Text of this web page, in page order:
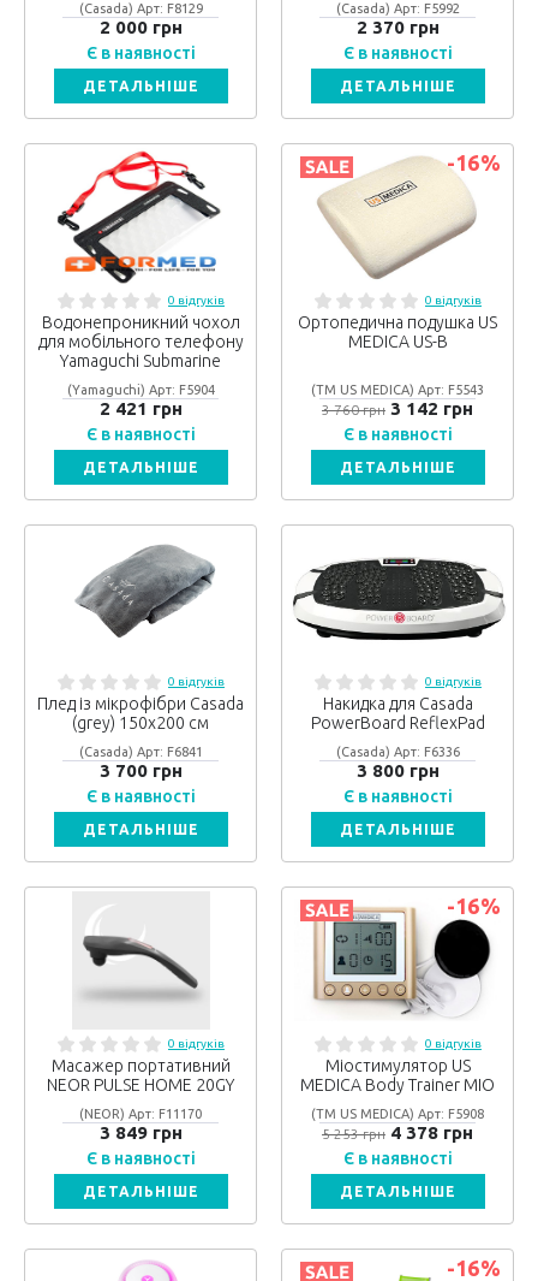
(Casada) Арт: F8129
2 000 грн
Є в наявності
ДЕТАЛЬНІШЕ
(Casada) Арт: F5992
2 370 грн
Є в наявності
ДЕТАЛЬНІШЕ
0 відгуків
Водонепроникний чохол
для мобільного телефону
Yamaguchi Submarine
(Yamaguchi) Арт: F5904
2 421 грн
Є в наявності
ДЕТАЛЬНІШЕ
-16%
0 відгуків
Ортопедична подушка US
MEDICA US-B
(ТМ US MEDICA) Арт: F5543
3 760 грн 3 142 грн
Є в наявності
ДЕТАЛЬНІШЕ
0 відгуків
Плед із мікрофібри Casada
(grey) 150х200 см
(Casada) Арт: F6841
3 700 грн
Є в наявності
ДЕТАЛЬНІШЕ
0 відгуків
Накидка для Casada
PowerBoard ReflexPad
(Casada) Арт: F6336
3 800 грн
Є в наявності
ДЕТАЛЬНІШЕ
0 відгуків
Масажер портативний
NEOR PULSE HOME 20GY
(NEOR) Арт: F11170
3 849 грн
Є в наявності
ДЕТАЛЬНІШЕ
-16%
0 відгуків
Міостимулятор US
MEDICA Body Trainer MIO
(ТМ US MEDICA) Арт: F5908
5 253 грн 4 378 грн
Є в наявності
ДЕТАЛЬНІШЕ
-16%